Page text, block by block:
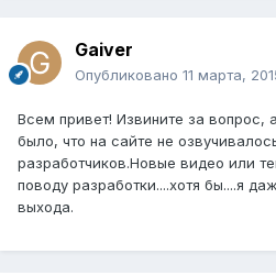
Gaiver
Опубликовано 11 марта,
Всем привет! Извините за вопрос,
было, что на сайте не
разработчиков.Новые видео или
поводу разработки....хотя бы....я
выхода.